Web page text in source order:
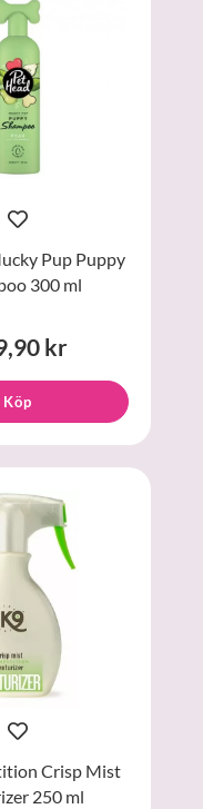
Pup Puppy
300 ml
kr
Köp
Crisp Mist
250 ml